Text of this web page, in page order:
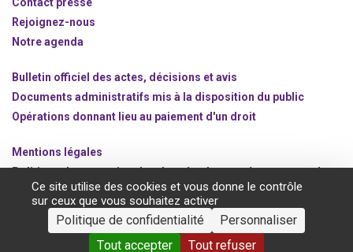
Rejoignez-nous
Notre agenda
Bulletin officiel des actes, décisions et avis
Documents administratifs mis à la disposition du public
Opérations donnant lieu au paiement d'un droit
Mentions légales
Politique de protection des données à caractère personnel
Gestion des cookies
©2020 ANSM.SANTE.FR
Ce site utilise des cookies et vous donne le contrôle
sur ceux que vous souhaitez activer
Tout accepter Tout refuser
Personnaliser
Politique de confidentialité